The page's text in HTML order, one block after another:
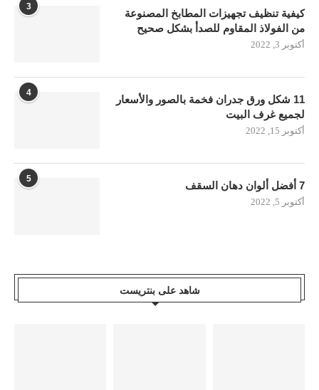
3
كيفية تنظيف تجهيزات المطابخ المصنوعة
من الفولاذ المقاوم للصدأ بشكل صحيح
أكتوبر 3, 2022
4
11 شكل ورق جدران فخمة بالصور والأسعار
لجميع غرف البيت
أكتوبر 15, 2022
5
7 أفضل ألوان دهان السقف
أكتوبر 5, 2022
شاهد على بنتريست